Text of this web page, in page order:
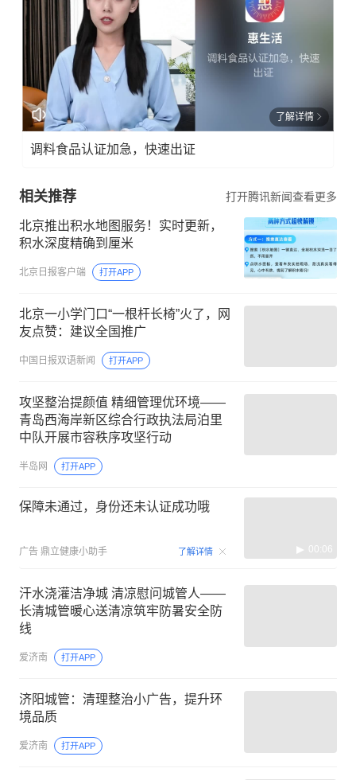
了解详情
调料食品认证加急，快速出证
相关推荐 打开腾讯新闻查看更多
北京推出积水地图服务！实时更新，
积水深度精确到厘米
北京日报客户端 打开APP
北京一小学门口“一根杆长椅”火了，网
友点赞：建议全国推广
中国日报双语新闻 打开APP
攻坚整治提颜值 精细管理优环境——
青岛西海岸新区综合行政执法局泊里
中队开展市容秩序攻坚行动
半岛网 打开APP
保障未通过，身份还未认证成功哦
广告 鼎立健康小助手 了解详情 00:06
汗水浇灌洁净城 清凉慰问城管人——
长清城管暖心送清凉筑牢防暑安全防
线
爱济南 打开APP
济阳城管：清理整治小广告，提升环
境品质
爱济南 打开APP